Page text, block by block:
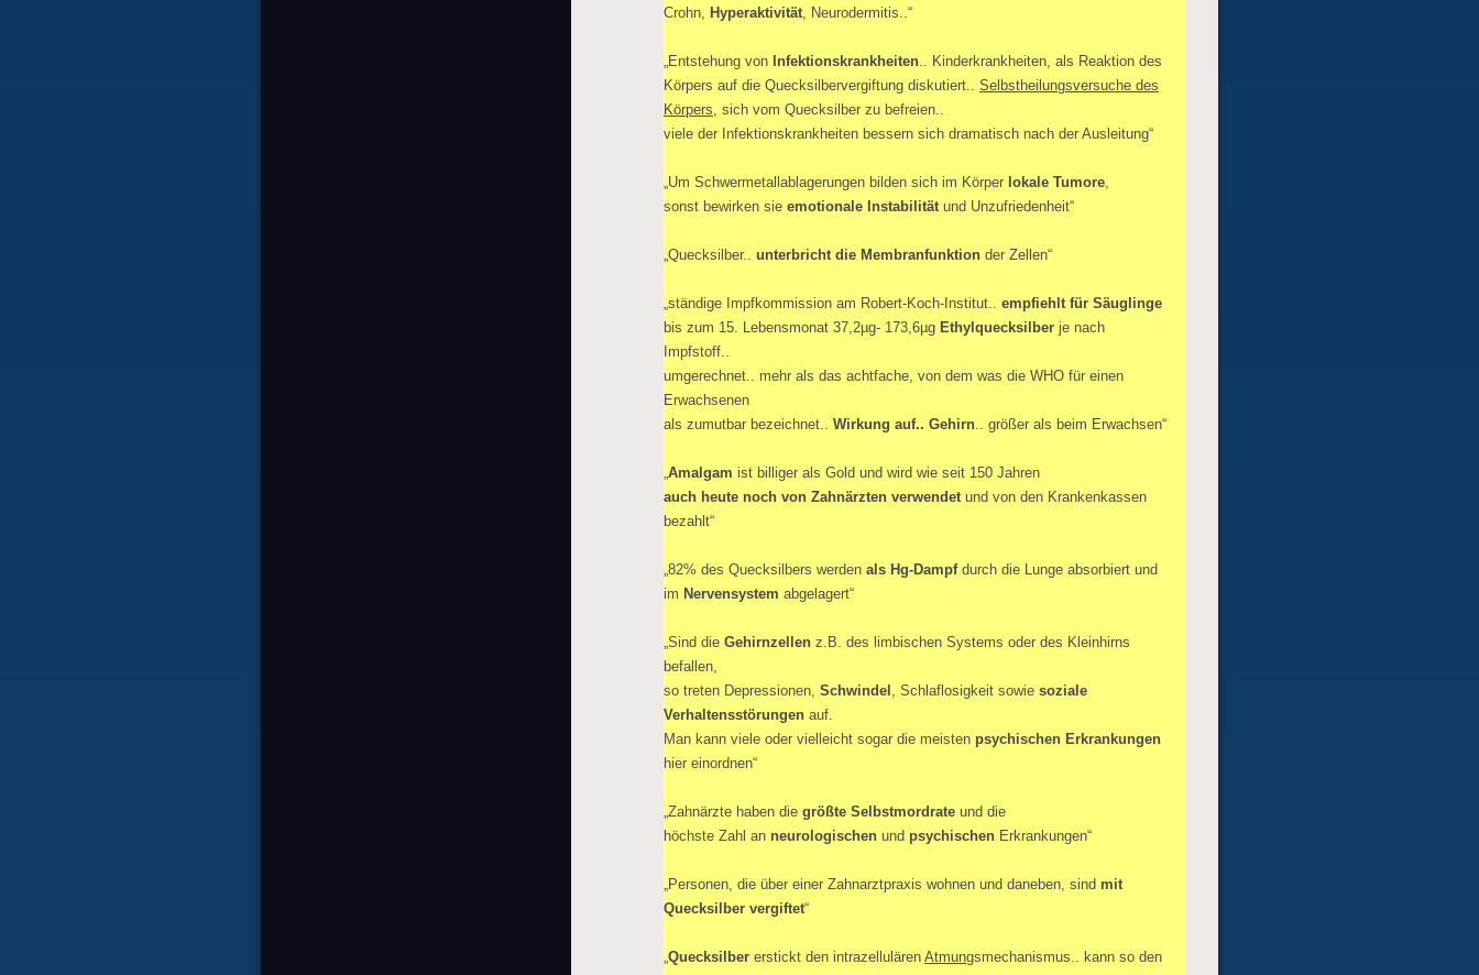
Crohn, Hyperaktivität, Neurodermitis..“
„Entstehung von Infektionskrankheiten.. Kinderkrankheiten, als Reaktion des
Körpers auf die Quecksilbervergiftung diskutiert.. Selbstheilungsversuche des
Körpers, sich vom Quecksilber zu befreien..
viele der Infektionskrankheiten bessern sich dramatisch nach der Ausleitung“
„Um Schwermetallablagerungen bilden sich im Körper lokale Tumore,
sonst bewirken sie emotionale Instabilitätund Unzufriedenheit“
„Quecksilber.. unterbricht die Membranfunktion der Zellen“
„ständige Impfkommission am Robert-Koch-Institut.. empfiehlt für Säuglinge
bis zum 15. Lebensmonat 37,2µg- 173,6µg Ethylquecksilber je nach
Impfstoff..
umgerechnet.. mehr als das achtfache, von dem was die WHO für einen
Erwachsenen
als zumutbar bezeichnet.. Wirkung auf.. Gehirn.. größer als beim Erwachsen“
„Amalgam ist billiger als Gold und wird wie seit 150 Jahren
auch heute noch von Zahnärzten verwendetund von den Krankenkassen
bezahlt“
„82% des Quecksilbers werden als Hg-Dampfdurch die Lunge absorbiert und
im Nervensystem abgelagert“
„Sind die Gehirnzellen z.B. des limbischen Systems oder des Kleinhirns
befallen,
so treten Depressionen, Schwindel , Schlaflosigkeit sowie soziale
Verhaltensstörungen auf.
Man kann viele oder vielleicht sogar die meisten psychischen Erkrankungen
hier einordnen“
„Zahnärzte haben die größte Selbstmordrate und die
höchste Zahl an neurologischen und psychischen Erkrankungen“
„Personen, die über einer Zahnarztpraxis wohnen und daneben, sind mit
Quecksilber vergiftet“
„Quecksilber erstickt den intrazellulären Atmungsmechanismus.. kann so den